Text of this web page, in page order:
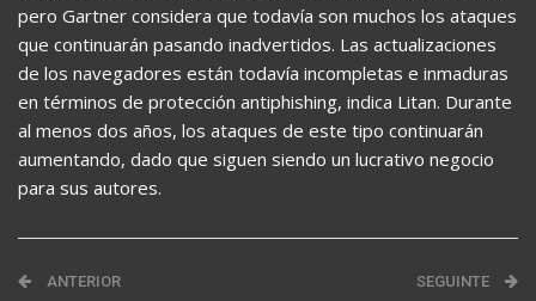
pero Gartner considera que todavía son muchos los ataques
que continuarán pasando inadvertidos. Las actualizaciones
de los navegadores están todavía incompletas e inmaduras
en términos de protección antiphishing, indica Litan. Durante
al menos dos años, los ataques de este tipo continuarán
aumentando, dado que siguen siendo un lucrativo negocio
para sus autores.
ANTERIOR SEGUINTE